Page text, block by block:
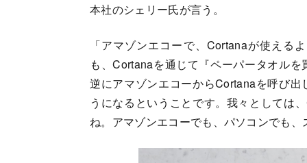
本社のシェリー氏が言う。
「アマゾンエコーで、Cortanaが使える
も、Cortanaを通じて『ペーパータオル
逆にアマゾンエコーからCortanaを呼び
うになるということです。我々としては
ね。アマゾンエコーでも、パソコンでも